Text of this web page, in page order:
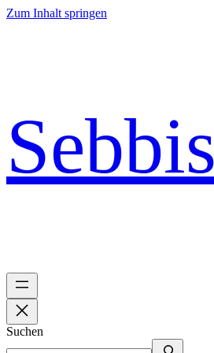
Zum Inhalt springen
Suchen